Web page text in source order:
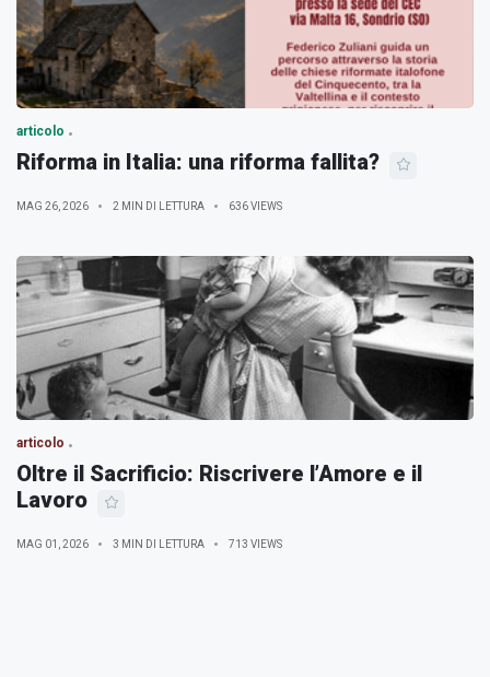
articolo
Riforma in Italia: una riforma fallita?
MAG 26, 2026 2 MIN DI LETTURA 636 VIEWS
articolo
Oltre il Sacrificio: Riscrivere l’Amore e il
Lavoro
MAG 01, 2026 3 MIN DI LETTURA 713 VIEWS